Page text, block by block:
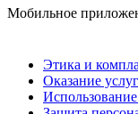
Мобильное
Этика и
Оказание услуг